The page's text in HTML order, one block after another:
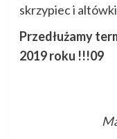
skrzypiec i
Przedłużamy
2019 roku !!!09